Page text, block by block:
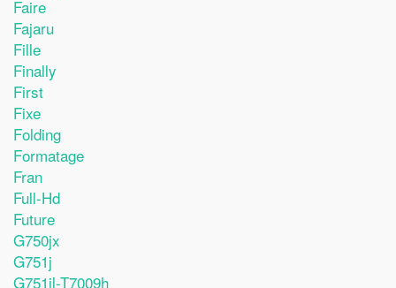
Faire
Fajaru
Fille
Finally
First
Fixe
Folding
Formatage
Fran
Full-Hd
Future
G750jx
G751j
G751jl-T7009h